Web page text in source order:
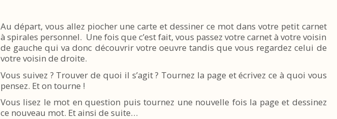
Au départ, vous allez piocher une carte et dessiner ce mot dans votre petit carnet
à spirales personnel. Une fois que c’est fait, vous passez votre carnet à votre voisin
de gauche qui va donc découvrir votre oeuvre tandis que vous regardez celui de
votre voisin de droite.
Vous suivez ? Trouver de quoi il s’agit ? Tournez la page et écrivez ce à quoi vous
pensez. Et on tourne !
Vous lisez le mot en question puis tournez une nouvelle fois la page et dessinez
ce nouveau mot. Et ainsi de suite…